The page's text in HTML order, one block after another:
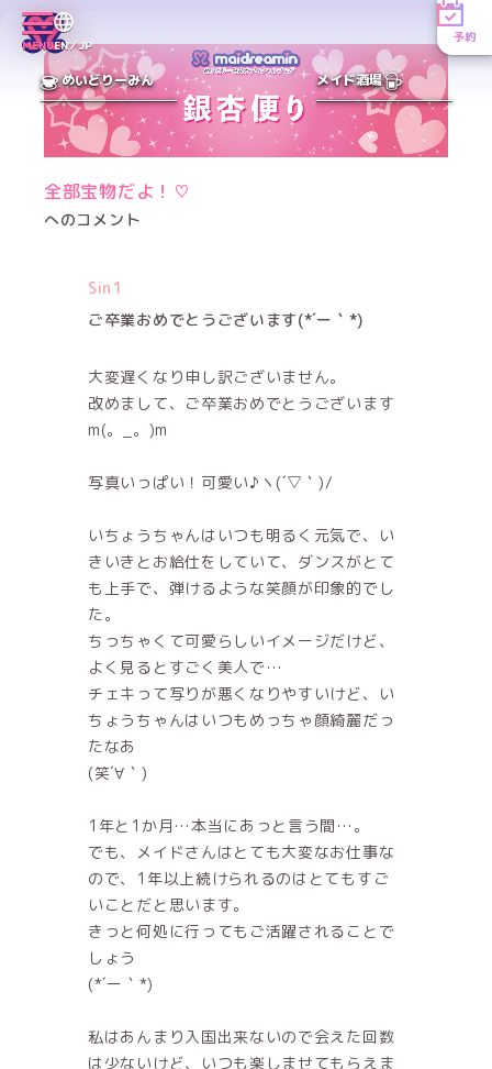
MENUEN／JP
予約
めいどりーみん メイド酒場
全部宝物だよ！♡
へのコメント
Sin1
ご卒業おめでとうございます(*´ー｀*)
大変遅くなり申し訳ございません。
改めまして、ご卒業おめでとうございます
m(。_。)m
写真いっぱい！可愛い♪ヽ(´▽｀)/
いちょうちゃんはいつも明るく元気で、い
きいきとお給仕をしていて、ダンスがとて
も上手で、弾けるような笑顔が印象的でし
た。
ちっちゃくて可愛らしいイメージだけど、
よく見るとすごく美人で…
チェキって写りが悪くなりやすいけど、い
ちょうちゃんはいつもめっちゃ顔綺麗だっ
たなあ
(笑´∀｀)
1年と1か月…本当にあっと言う間…。
でも、メイドさんはとても大変なお仕事な
ので、1年以上続けられるのはとてもすご
いことだと思います。
きっと何処に行ってもご活躍されることで
しょう
(*´ー｀*)
私はあんまり入国出来ないので会えた回数
は少ないけど、いつも楽しませてもらえま